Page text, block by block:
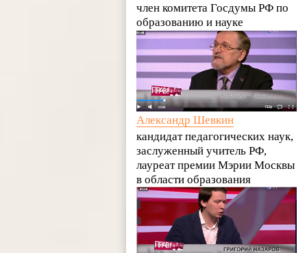
член комитета Госдумы РФ по
образованию и науке
Александр Шевкин
кандидат педагогических наук,
заслуженный учитель РФ,
лауреат премии Мэрии Москвы
в области образования